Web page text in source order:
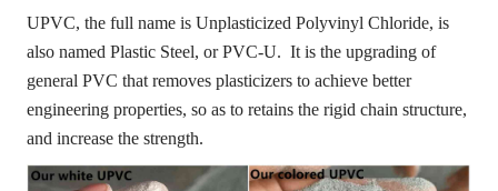
UPVC, the full name is Unplasticized Polyvinyl Chloride, is
also named Plastic Steel, or PVC-U. It is the upgrading of
general PVC that removes plasticizers to achieve better
engineering properties, so as to retains the rigid chain structure,
and increase the strength.